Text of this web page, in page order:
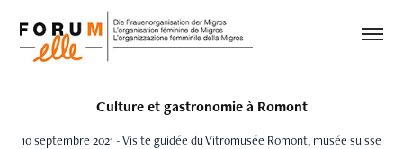
Culture et gastronomie à Romont
10 septembre 2021 - Visite guidée du Vitromusée Romont, musée suisse